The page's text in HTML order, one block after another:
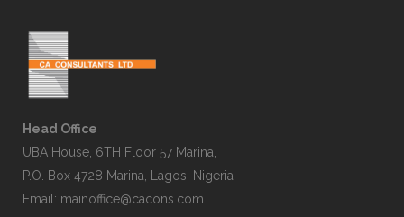
Head Office
UBA House, 6TH Floor 57 Marina,
P.O. Box 4728 Marina, Lagos, Nigeria
Email: mainoffice@cacons.com